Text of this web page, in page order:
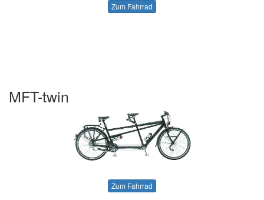
Zum Fahrrad
MFT-twin
Zum Fahrrad